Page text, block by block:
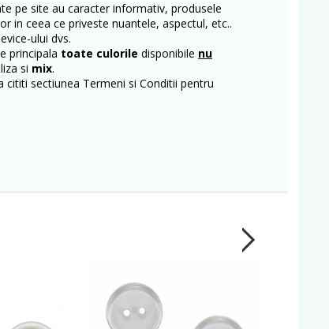
pe site au caracter informativ, produsele
in ceea ce priveste nuantele, aspectul, etc..
ului dvs.
principala toate culorile disponibile nu
si mix.
cititi sectiunea Termeni si Conditii pentru